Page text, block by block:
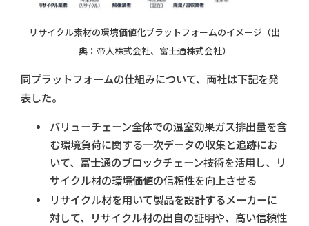
リサイクル素材の環境価値化プラットフォームのイメージ（出
典：帝人株式会社、富士通株式会社）
同プラットフォームの仕組みについて、両社は下記を発
表した。
バリューチェーン全体での温室効果ガス排出量を含
む環境負荷に関する一次データの収集と追跡にお
いて、富士通のブロックチェーン技術を活用し、リ
サイクル材の環境価値の信頼性を向上させる
リサイクル材を用いて製品を設計するメーカーに
対して、リサイクル材の出自の証明や、高い信頼性